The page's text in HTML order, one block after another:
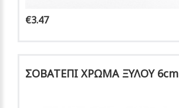
€3.47
ΣΟΒΑΤΕΠΙ ΧΡΩΜΑ ΞΥΛΟΥ 6cm